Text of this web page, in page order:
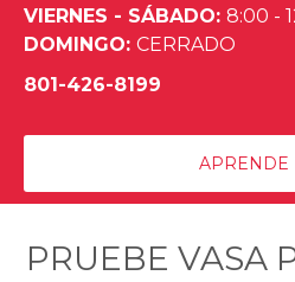
VIERNES - SÁBADO: 8:00 -
DOMINGO: CERRADO
801-426-8199
APRENDE
PRUEBE VASA